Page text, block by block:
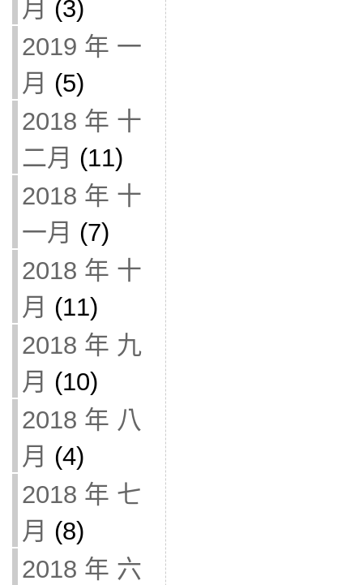
月 (3)
2019 年 一
月 (5)
2018 年 十
二月 (11)
2018 年 十
一月 (7)
2018 年 十
月 (11)
2018 年 九
月 (10)
2018 年 八
月 (4)
2018 年 七
月 (8)
2018 年 六